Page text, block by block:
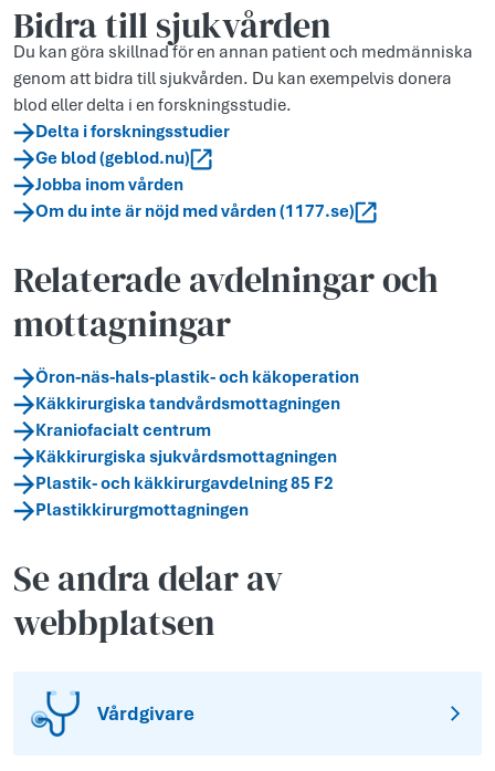
Bidra till sjukvården
Du kan göra skillnad för en annan patient och medmänniska
genom att bidra till sjukvården. Du kan exempelvis donera
blod eller delta i en forskningsstudie.
Delta i forskningsstudier
Ge blod (geblod.nu)
Jobba inom vården
Om du inte är nöjd med vården (1177.se)
Relaterade avdelningar och
mottagningar
Öron-näs-hals-plastik- och käkoperation
Käkkirurgiska tandvårdsmottagningen
Kraniofacialt centrum
Käkkirurgiska sjukvårdsmottagningen
Plastik- och käkkirurgavdelning 85 F2
Plastikkirurgmottagningen
Se andra delar av
webbplatsen
Vårdgivare